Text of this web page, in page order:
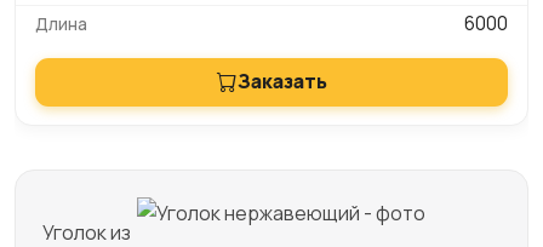
6000
Заказать
Уголок из